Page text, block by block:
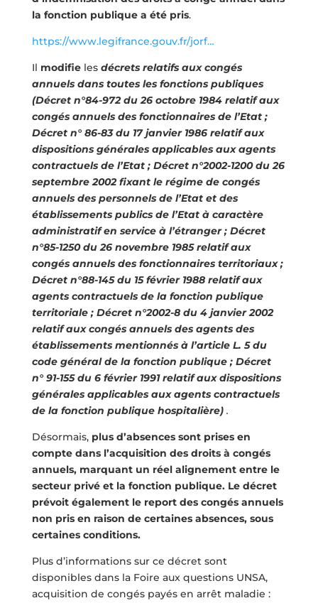
la fonction publique a été pris.
https://www.legifrance.gouv.fr/jorf…
Il modifieles décrets relatifs aux congés
annuels dans toutes les fonctions publiques
(Décret n°84-972 du 26 octobre 1984 relatif aux
congés annuels des fonctionnaires de l’Etat ;
Décret n° 86-83 du 17 janvier 1986 relatif aux
dispositions générales applicables aux agents
contractuels de l’Etat ; Décret n°2002-1200 du 26
septembre 2002 fixant le régime de congés
annuels des personnels de l’Etat et des
établissements publics de l’Etat à caractère
administratif en service à l’étranger ; Décret
n°85-1250 du 26 novembre 1985 relatif aux
congés annuels des fonctionnaires territoriaux ;
Décret n°88-145 du 15 février 1988 relatif aux
agents contractuels de la fonction publique
territoriale ; Décret n°2002-8 du 4 janvier 2002
relatif aux congés annuels des agents des
établissements mentionnés à l’article L. 5 du
code général de la fonction publique ; Décret
n° 91-155 du 6 février 1991 relatif aux dispositions
générales applicables aux agents contractuels
de la fonction publique hospitalière).
Désormais, plus d’absences sont prises en
compte dans l’acquisition des droits à congés
annuels, marquant un réel alignement entre le
secteur privé et la fonction publique. Le décret
prévoit également le report des congés annuels
non pris en raison de certaines absences, sous
certaines conditions.
Plus d’informations sur ce décret sont
disponibles dans la Foire aux questions UNSA,
acquisition de congés payés en arrêt maladie :